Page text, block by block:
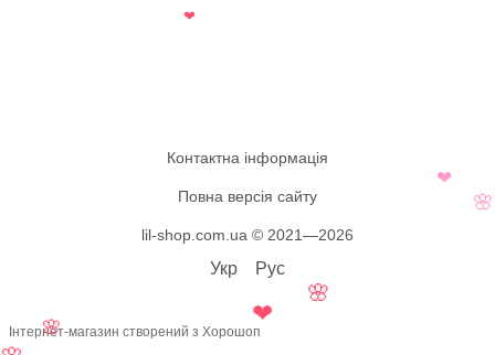
Контактна інформація
Повна версія сайту
lil-shop.com.ua © 2021—2026
Укр Рус
Інтернет-магазин створений з Хорошоп
🌸
❤
❤
🌸
🌸
❤